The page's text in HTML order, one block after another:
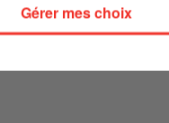
"JE RESPIRE MIEUX
CALOGERO
Gérer mes choix